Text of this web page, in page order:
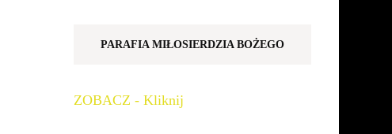
PARAFIA MIŁOSIERDZIA BOŻEGO
ZOBACZ - Kliknij